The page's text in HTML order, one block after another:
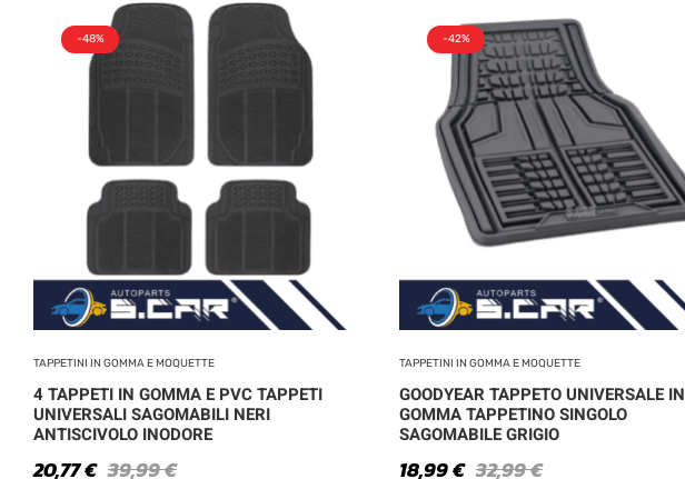
-48%
TAPPETINI IN GOMMA E MOQUETTE
4 TAPPETI IN GOMMA E PVC TAPPETI
UNIVERSALI SAGOMABILI NERI
ANTISCIVOLO INODORE
39,99€
20,77€
-42%
TAPPETINI IN GOMMA E MOQUETTE
GOODYEAR TAPPETO UNIVERSALE IN
GOMMA TAPPETINO SINGOLO
SAGOMABILE GRIGIO
32,99€
18,99€